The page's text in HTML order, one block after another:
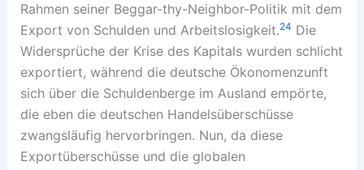
Rahmen seiner Beggar-thy-Neighbor-Politik mit dem
Export von Schulden und Arbeitslosigkeit.24 Die
Widersprüche der Krise des Kapitals wurden schlicht
exportiert, während die deutsche Ökonomenzunft
sich über die Schuldenberge im Ausland empörte,
die eben die deutschen Handelsüberschüsse
zwangsläufig hervorbringen. Nun, da diese
Exportüberschüsse und die globalen